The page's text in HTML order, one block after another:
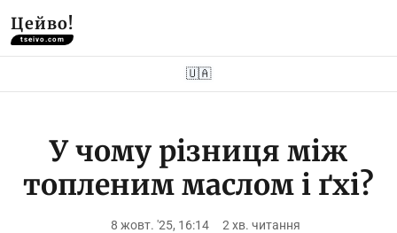
Цейво!
tseivo.com
🇺🇦
У чому різниця між
топленим маслом і ґхі?
8 жовт. '25, 16:14 2 хв. читання